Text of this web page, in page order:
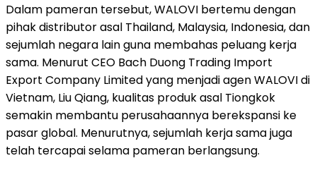
Dalam pameran tersebut, WALOVI bertemu dengan
pihak distributor asal Thailand, Malaysia, Indonesia, dan
sejumlah negara lain guna membahas peluang kerja
sama. Menurut CEO Bach Duong Trading Import
Export Company Limited yang menjadi agen WALOVI di
Vietnam, Liu Qiang, kualitas produk asal Tiongkok
semakin membantu perusahaannya berekspansi ke
pasar global. Menurutnya, sejumlah kerja sama juga
telah tercapai selama pameran berlangsung.